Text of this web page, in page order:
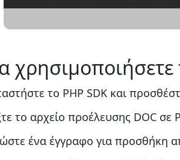
χρησιμοποιήσετε
το PHP SDK και
το αρχείο προέλευσης DOC σε
ένα έγγραφο για προσθήκη